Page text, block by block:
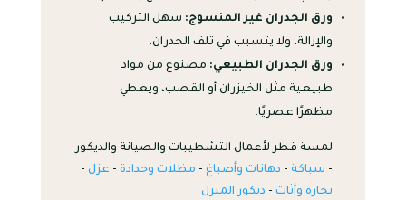
ورق الجدران غير المنسوج: سهل التركيب
والإزالة، ولا يتسبب في تلف الجدران.
ورق الجدران الطبيعي: مصنوع من مواد
طبيعية مثل الخيزران أو القصب، ويعطي
مظهرًا عصريًا.
لمسة قطر لأعمال التشطيبات والصيانة والديكور
- سباكة- دهانات وأصباغ- مظلات وحدادة- عزل-
نجارة وأثاث- ديكور المنزل